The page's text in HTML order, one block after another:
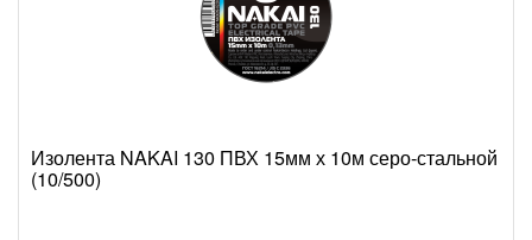
Изолента NAKAI 130 ПВХ 15мм х 10м серо-стальной
(10/500)